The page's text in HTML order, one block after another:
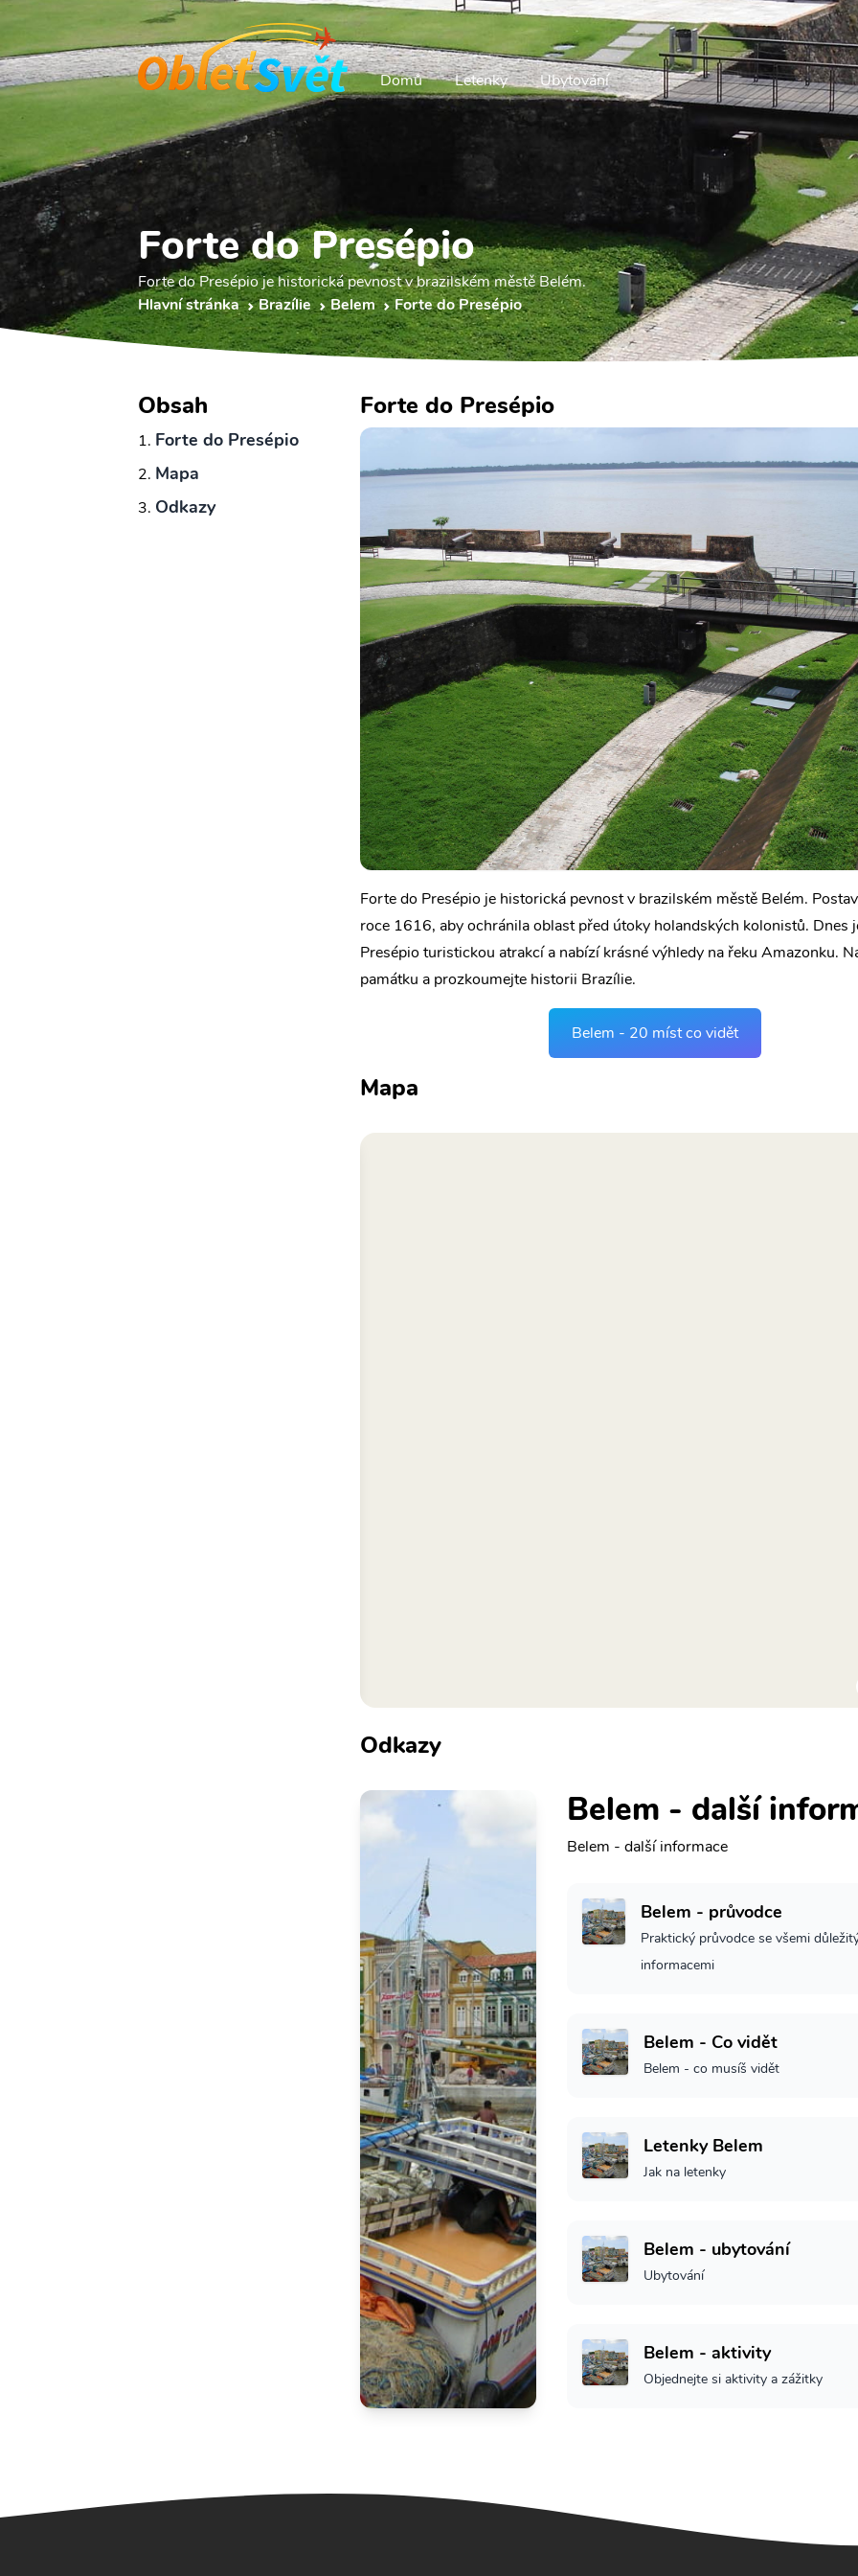
Domů Letenky Ubytování
Forte do Presépio
Forte do Presépio je historická pevnost v brazilském městě Belém.
Hlavní stránka
Brazílie Belem Forte do Presépio
Obsah
Forte do Presépio
Mapa
Odkazy
Forte do Presépio
Forte do Presépio je historická pevnost v brazilském městě Belém.
roce 1616, aby ochránila oblast před útoky holandských kolonistů. Dnes
Presépio turistickou atrakcí a nabízí krásné výhledy na řeku Amazonku.
památku a prozkoumejte historii Brazílie.
Belem - 20 míst co vidět
Mapa
Odkazy
Belem - další
Belem - další informace
Belem - průvodce
Praktický průvodce se všemi
informacemi
Belem - Co vidět
Belem - co musíš vidět
Letenky Belem
Jak na letenky
Belem - ubytování
Ubytování
Belem - aktivity
Objednejte si aktivity a zážitky